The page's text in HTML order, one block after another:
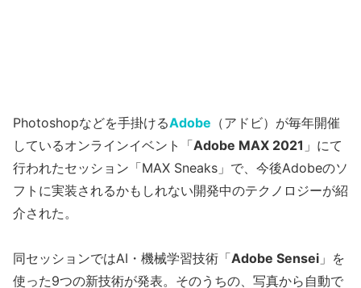
Photoshopなどを手掛けるAdobe （アドビ）が毎年開催
しているオンラインイベント「Adobe MAX 2021 」にて
行われたセッション「MAX Sneaks」で、今後Adobeのソ
フトに実装されるかもしれない開発中のテクノロジーが紹
介された。
同セッションではAI・機械学習技術「Adobe Sensei 」を
使った9つの新技術が発表。そのうちの、写真から自動で